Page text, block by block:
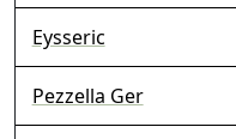
Eysseric
Pezzella Ger